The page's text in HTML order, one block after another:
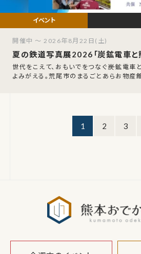
夏の鉄道写真展2026「炭鉱電車と
世代をこえて、おもいでをつなぐ――炭鉱電
よみがえる。荒尾市のまるごとあらお物産
開催中 ～ 2026年8月22日(土)
1 2 3